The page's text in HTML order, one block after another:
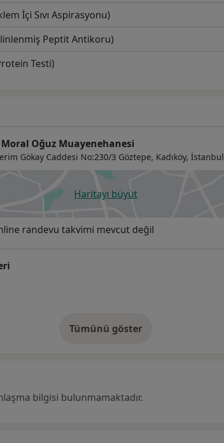
İçi Sıvı Aspirasyonu)
Peptit Antikoru)
Testi)
Oğuz Muayenehanesi
Gökay Caddesi No:230/3 Göztepe, Kadıköy, İstanbul
Haritayı büyüt
yeni bir sekmede açılır
randevu takvimi mevcut değil
Tümünü göster
adres hakkında
bilgisi bulunmamaktadır.